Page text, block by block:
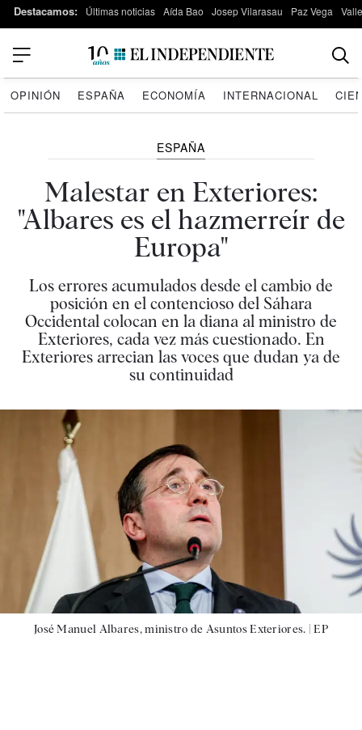
Destacamos: Últimas noticias Aída Bao Josep Vilarasau Paz Vega
OPINIÓN ESPAÑA ECONOMÍA INTERNACIONAL
ESPAÑA
Malestar en Exteriores:
"Albares es el hazmerreír de
Europa"
Los errores acumulados desde el cambio de
posición en el contencioso del Sáhara
Occidental colocan en la diana al ministro de
Exteriores, cada vez más cuestionado. En
Exteriores arrecian las voces que dudan ya de
su continuidad
José Manuel Albares, ministro de Asuntos Exteriores. |EP